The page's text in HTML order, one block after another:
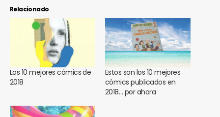
Relacionado
Los 10 mejores cómics de
2018
Estos son los 10 mejores
cómics publicados en
2018… por ahora